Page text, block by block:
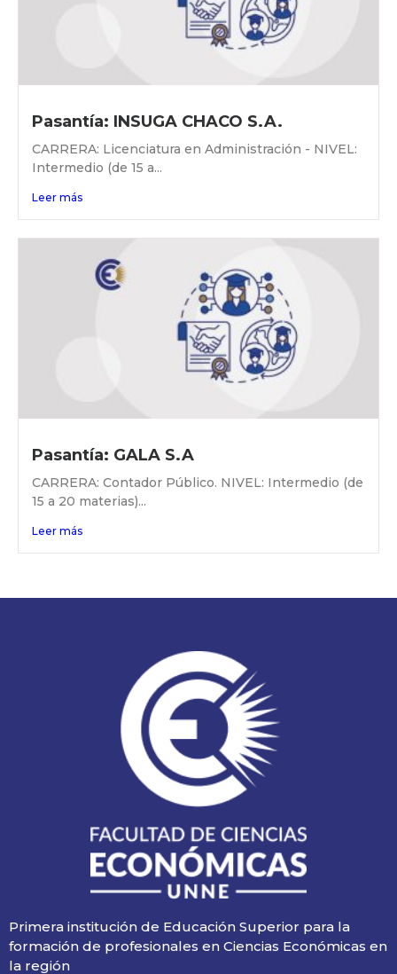
Pasantía: INSUGA CHACO S.A.
CARRERA: Licenciatura en Administración - NIVEL:
Intermedio (de 15 a...
Leer más
Pasantía: GALA S.A
CARRERA: Contador Público. NIVEL: Intermedio (de
15 a 20 materias)...
Leer más
Primera institución de Educación Superior para la
formación de profesionales en Ciencias Económicas en
la región